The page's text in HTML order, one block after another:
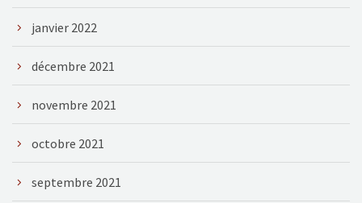
janvier 2022
décembre 2021
novembre 2021
octobre 2021
septembre 2021